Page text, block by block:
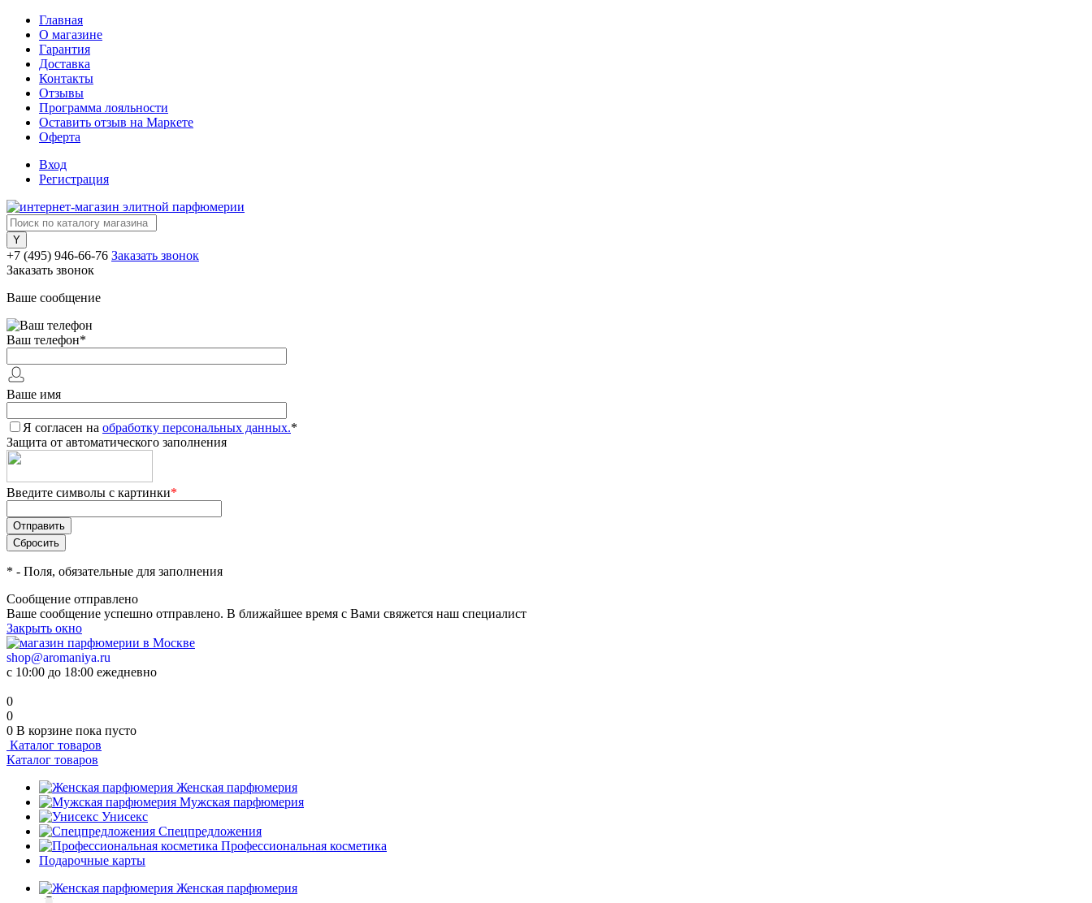
Главная
О магазине
Гарантия
Доставка
Контакты
Отзывы
Программа лояльности
Оставить отзыв на Маркете
Оферта
Вход
Регистрация
+7 (495) 946-66-76 Заказать звонок
Заказать звонок
Ваше сообщение
Ваш телефон*
Ваше имя
Я согласен на обработку персональных данных.*
Защита от автоматического заполнения
Введите символы с картинки*
* - Поля, обязательные для заполнения
Сообщение отправлено
Ваше сообщение успешно отправлено. В ближайшее время с Вами свяжется наш специалист
Закрыть окно
shop@aromaniya.ru
с 10:00 до 18:00 ежедневно
0
0
0 В корзине пока пусто
Каталог товаров
Каталог товаров
Женская парфюмерия
Мужская парфюмерия
Унисекс
Спецпредложения
Профессиональная косметика
Подарочные карты
Женская парфюмерия